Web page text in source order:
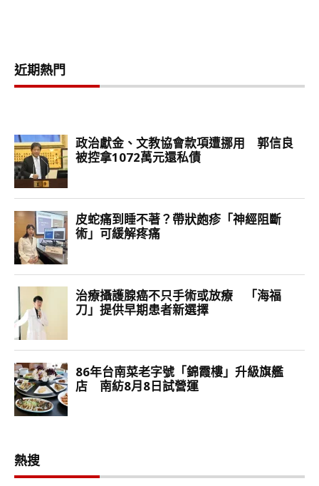
近期熱門
熱搜